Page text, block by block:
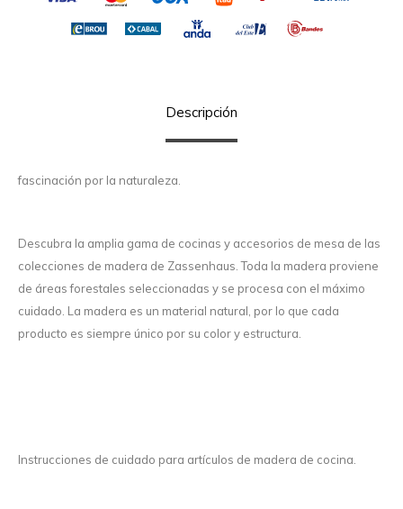
Descripción
fascinación por la naturaleza.
Descubra la amplia gama de cocinas y accesorios de mesa de las
colecciones de madera de Zassenhaus. Toda la madera proviene
de áreas forestales seleccionadas y se procesa con el máximo
cuidado. La madera es un material natural, por lo que cada
producto es siempre único por su color y estructura.
Instrucciones de cuidado para artículos de madera de cocina.